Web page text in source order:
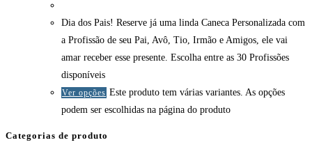
Dia dos Pais! Reserve já uma linda Caneca Personalizada com
a Profissão de seu Pai, Avô, Tio, Irmão e Amigos, ele vai
amar receber esse presente. Escolha entre as 30 Profissões
disponíveis
Ver opções Este produto tem várias variantes. As opções
podem ser escolhidas na página do produto
Categorias de produto